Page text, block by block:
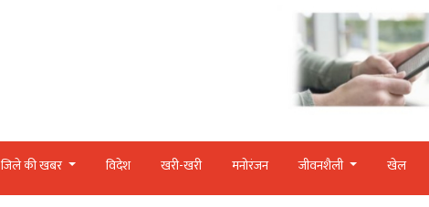
जिले की खबर विदेश खरी-खरी मनोरंजन जीवनशैली खेल